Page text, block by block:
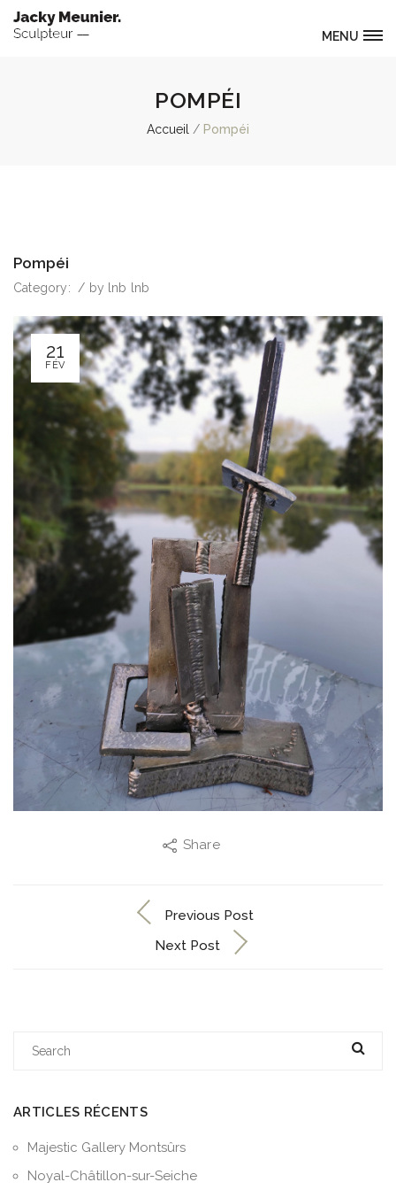
MENU
POMPÉI
Accueil Pompéi
Pompéi
Category: / by lnb lnb
21
FÉV
Share
Previous Post
Next Post
ARTICLES RÉCENTS
Majestic Gallery Montsûrs
Noyal-Châtillon-sur-Seiche